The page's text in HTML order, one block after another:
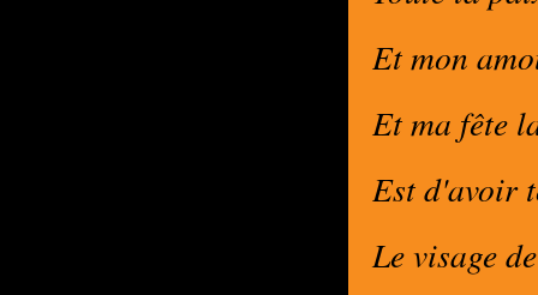
Et mon
Et ma fête
Est d'avoir
Le visage